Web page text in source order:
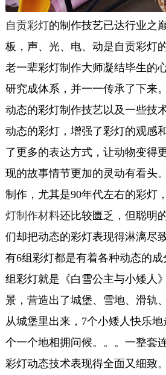
自贡彩灯的制作技艺已达行业之
板，声、光、电、动是自贡彩灯
老一辈彩灯制作大师凝结毕生的
研究成体系，并一一传承了下来
动态的彩灯制作技艺以及一些技术
动态的彩灯，增强了彩灯的观感
了更多的表达方式，让动物变得
现的故事情节更加的灵动有看头
制作，尤其是90年代左右的彩灯
灯制作材料还比较匮乏，但聪明
们却把动态的彩灯表现得淋漓尽
有6组彩灯都是有着各种动态的
组彩灯就是《白雪公主与小矮人
景，营造出了城堡、雪地、滑轨
从城堡里出来，7个小矮人快乐
个一个地相拥问候。。。一整套
彩灯动态技术表现得全面又细致。